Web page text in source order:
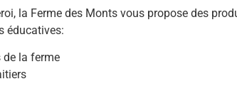
la Ferme des Monts vous propose des
éducatives:
de la ferme